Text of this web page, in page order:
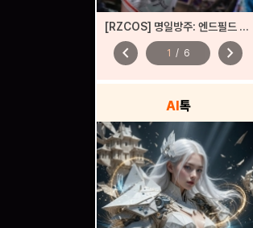
[RZCOS] 명일방주: 엔드필드 - 진천우 (Model. 나리땽)
chevron_left 1 / 6 chevron_right
AI톡